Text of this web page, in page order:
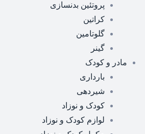
پروتئین بدنسازی
کراتین
گلوتامین
گینر
مادر و کودک
بارداری
شیردهی
کودک و نوزاد
لوازم کودک و نوزاد